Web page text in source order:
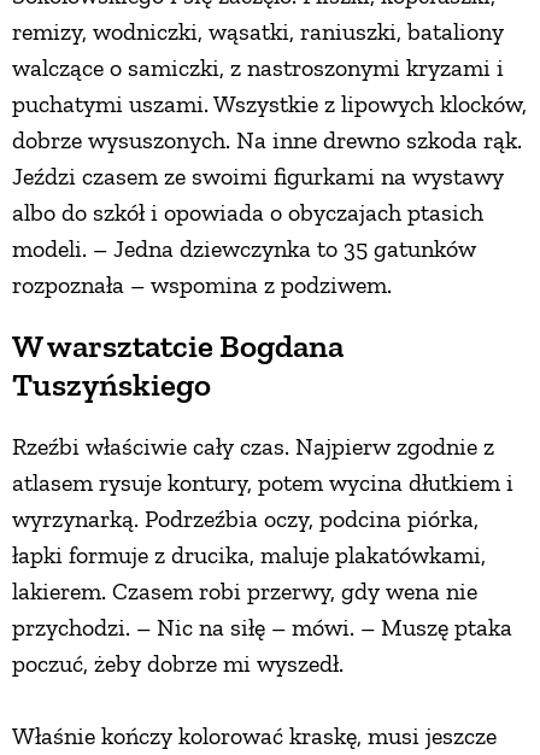
remizy, wodniczki, wąsatki, raniuszki, bataliony
walczące o samiczki, z nastroszonymi kryzami i
puchatymi uszami. Wszystkie z lipowych klocków,
dobrze wysuszonych. Na inne drewno szkoda rąk.
Jeździ czasem ze swoimi figurkami na wystawy
albo do szkół i opowiada o obyczajach ptasich
modeli. – Jedna dziewczynka to 35 gatunków
rozpoznała – wspomina z podziwem.
W warsztatcie Bogdana
Tuszyńskiego
Rzeźbi właściwie cały czas. Najpierw zgodnie z
atlasem rysuje kontury, potem wycina dłutkiem i
wyrzynarką. Podrzeźbia oczy, podcina piórka,
łapki formuje z drucika, maluje plakatówkami,
lakierem. Czasem robi przerwy, gdy wena nie
przychodzi. – Nic na siłę – mówi. – Muszę ptaka
poczuć, żeby dobrze mi wyszedł.
Właśnie kończy kolorować kraskę, musi jeszcze